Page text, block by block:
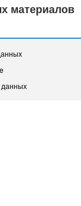
материалов
данных